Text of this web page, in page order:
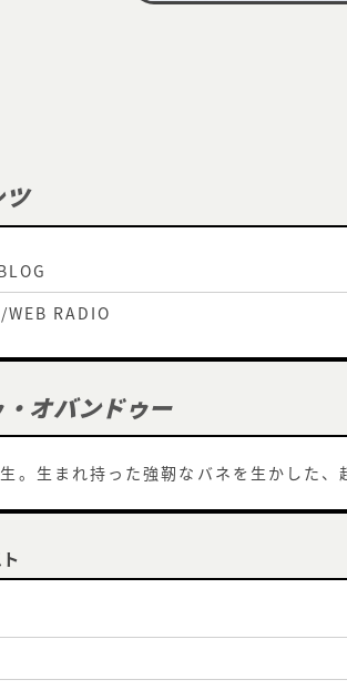
ツ
WEB RADIO
・オバンドゥー
。生まれ持った強靭なバネを生かした